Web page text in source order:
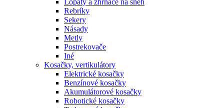
Lopaty a zhŕňače na sneh
Rebríky
Sekery
Násady
Metly
Postrekovače
Iné
Kosačky, vertikulátory
Elektrické kosačky
Benzínové kosačky
Akumulátorové kosačky
Robotické kosačky